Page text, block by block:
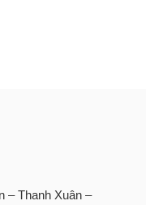
– Thanh Xuân –